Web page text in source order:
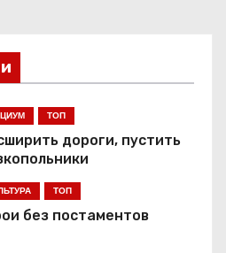
ТОП
дороги, пустить
ТОП
без постаментов